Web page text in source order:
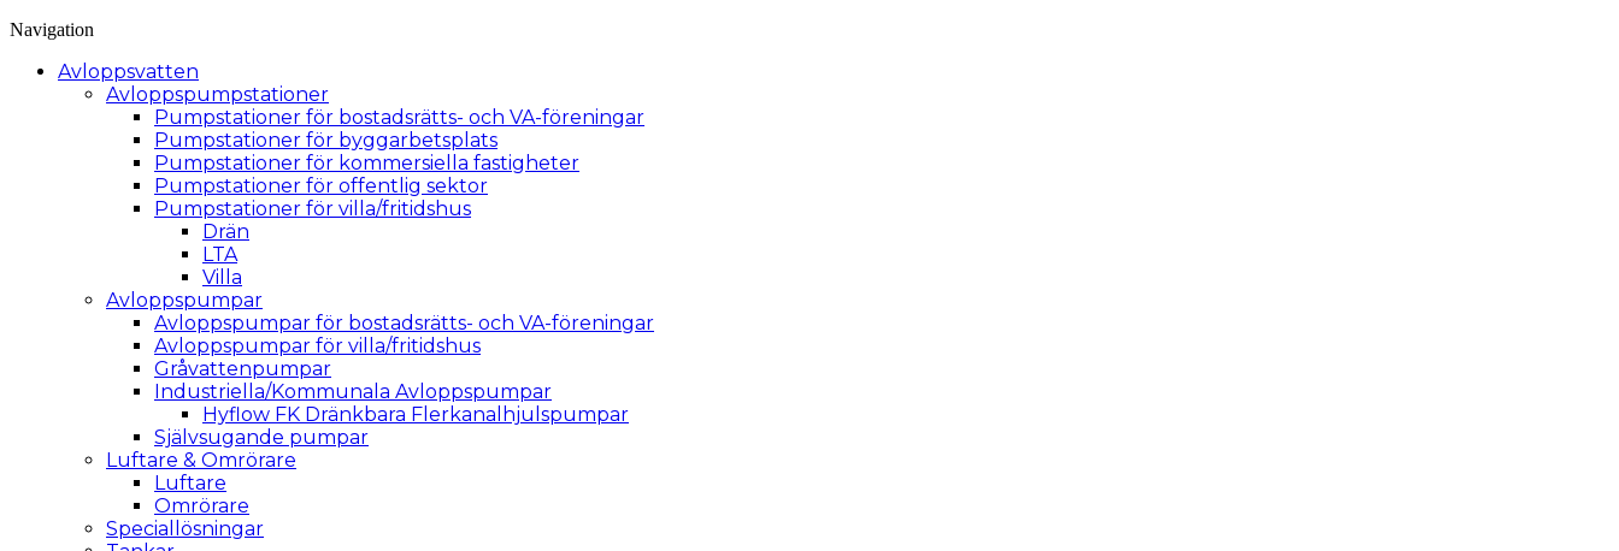
Navigation
Avloppsvatten
Avlopps­pumpstationer
Pumpstationer för bostadsrätts- och VA-föreningar
Pumpstationer för byggarbetsplats
Pumpstationer för kommersiella fastigheter
Pumpstationer för offentlig sektor
Pumpstationer för villa/fritidshus
Drän
LTA
Villa
Avloppspumpar
Avloppspumpar för bostadsrätts- och VA-föreningar
Avloppspumpar för villa/fritidshus
Gråvattenpumpar
Industriella/Kommunala Avloppspumpar
Hyflow FK Dränkbara Flerkanalhjulspumpar
Självsugande pumpar
Luftare & Omrörare
Luftare
Omrörare
Speciallösningar